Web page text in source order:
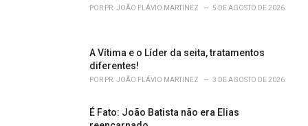
POR PR. JOÃO FLÁVIO MARTINEZ 5 DE AGOSTO DE 2026
A Vítima e o Líder da seita, tratamentos
diferentes!
POR PR. JOÃO FLÁVIO MARTINEZ 3 DE AGOSTO DE 2026
É Fato: João Batista não era Elias